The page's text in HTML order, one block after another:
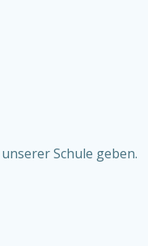
Schule geben.